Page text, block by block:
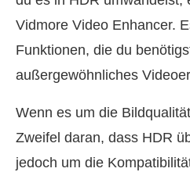
Vidmore Video Enhancer.
Funktionen, die du
außergewöhnliches
Wenn es um die
Zweifel daran, dass HDR
jedoch um die